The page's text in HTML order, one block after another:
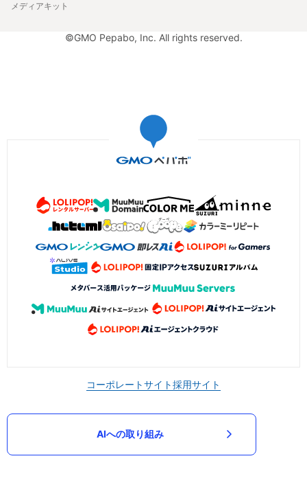
メディアキット
©GMO Pepabo, Inc. All rights reserved.
コーポレートサイト採用サイト
AIへの取り組み